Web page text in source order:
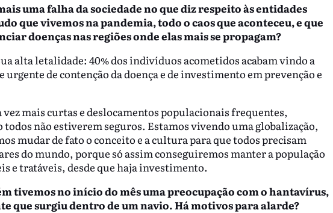
uma falha da sociedade no que diz respeito às entidades
que vivemos na pandemia, todo o caos que aconteceu, e que
doenças nas regiões onde elas mais se propagam?
alta letalidade: 40% dos indivíduos acometidos acabam vindo a
de contenção da doença e de investimento em prevenção e
mais curtas e deslocamentos populacionais frequentes,
não estiverem seguros. Estamos vivendo uma globalização,
mudar de fato o conceito e a cultura para que todos precisam
do mundo, porque só assim conseguiremos manter a população
e tratáveis, desde que haja investimento.
tivemos no início do mês uma preocupação com o hantavírus,
que surgiu dentro de um navio. Há motivos para alarde?